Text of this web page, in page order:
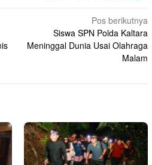
Pos berikutnya
Siswa SPN Polda Kaltara
Meninggal Dunia Usai Olahraga
Malam